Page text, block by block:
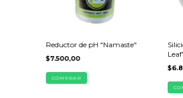
Reductor de pH "Namaste"
$7.500,00
COMPRAR